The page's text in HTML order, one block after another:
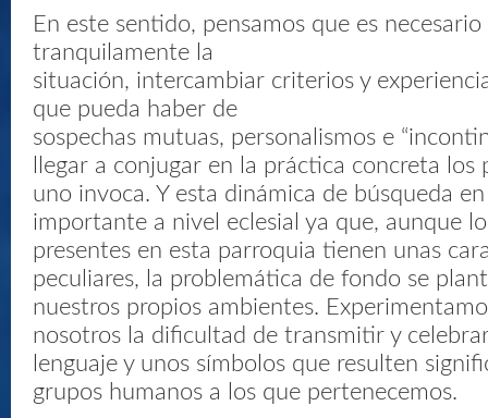
En este sentido, pensamos que es
tranquilamente la
situación, intercambiar criterios y
que pueda haber de
sospechas mutuas, personalismos e
llegar a conjugar en la práctica concreta los
uno invoca. Y esta dinámica de búsqueda
importante a nivel eclesial ya que, aunque
presentes en esta parroquia tienen unas
peculiares, la problemática de fondo se
nuestros propios ambientes.
nosotros la dificultad de transmitir y
lenguaje y unos símbolos que resulten
grupos humanos a los que pertenecemos.